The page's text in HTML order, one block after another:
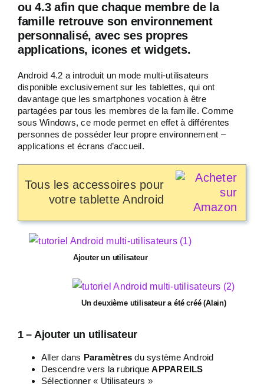
ou 4.3 afin que chaque membre de la
famille retrouve son environnement
personnalisé, avec ses propres
applications, icones et widgets.
Android 4.2 a introduit un mode multi-utilisateurs
disponible exclusivement sur les tablettes, qui ont
davantage que les smartphones vocation à être
partagées par tous les membres de la famille. Comme
sous Windows, ce mode permet en effet à différentes
personnes de posséder leur propre environnement –
applications et écrans d’accueil.
Tous les accessoires pour
votre tablette Android
Ajouter un utilisateur
Un deuxième utilisateur a été créé (Alain)
1 – Ajouter un utilisateur
Aller dans Paramètres du système Android
Descendre vers la rubriqueAPPAREILS
Sélectionner « Utilisateurs »